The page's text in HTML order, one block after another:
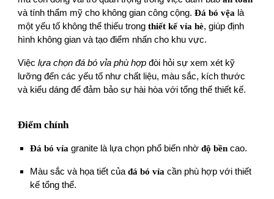
và tính thẩm mỹ cho không gian công cộng.Đá bó vệa là
một yếu tố không thể thiếu trongthiết kế vỉa hè, giúp định
hình không gian và tạo điểm nhấn cho khu vực.
Việclựa chọn đá bó vỉa phù hợp đòi hỏi sự xem xét kỹ
lưỡng đến các yếu tố như chất liệu, màu sắc, kích thước
và kiểu dáng để đảm bảo sự hài hòa với tổng thể thiết kế.
Điểm chính
Đá bó vỉa granite là lựa chọn phổ biến nhờđộ bền cao.
Màu sắc và họa tiết củađá bó vỉa cần phù hợp với thiết
kế tổng thể.